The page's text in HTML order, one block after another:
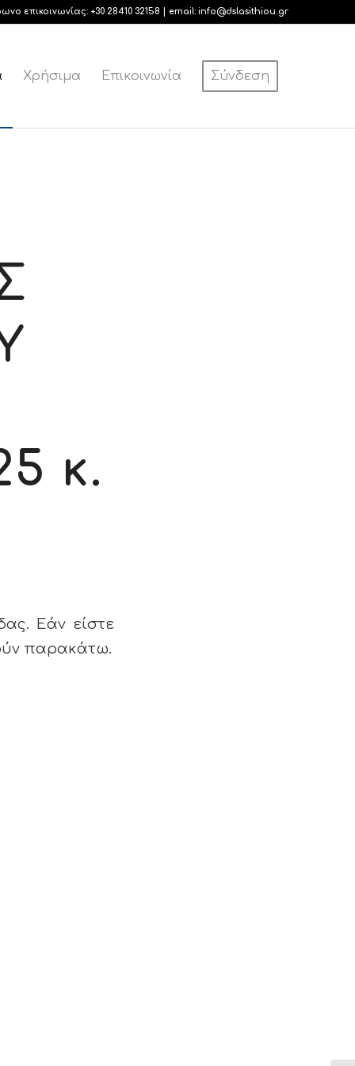
επικοινωνίας: +30 28410 32158 | email:info@dslasithiou.gr
Χρήσιμα Επικοινωνία Σύνδεση
κ.
Εάν είστε
παρακάτω.